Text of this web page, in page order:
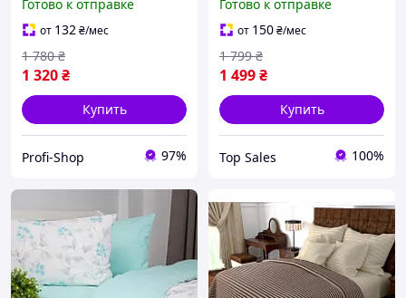
наволочками 50*70 см
Весенняя свежесть
Белый (5256150215)
Готово к отправке
от 132₴/мес
1 320₴
1 780 ₴
Купить
Profi-Shop 97%
MERISET Коричневый с
молочным (200180180215)
Готово к отправке
от 150₴/мес
1 499₴
1 799 ₴
Купить
Top Sales 100%